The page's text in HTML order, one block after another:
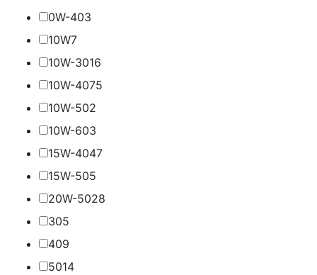
0W-403
10W7
10W-3016
10W-4075
10W-502
10W-603
15W-4047
15W-505
20W-5028
305
409
5014